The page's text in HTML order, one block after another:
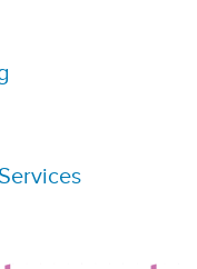
Services